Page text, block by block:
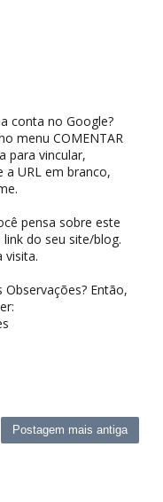
conta no Google?
menu COMENTAR
para vincular,
a URL em branco,
pensa sobre este
do seu site/blog.
visita.
Então,
Postagem mais antiga